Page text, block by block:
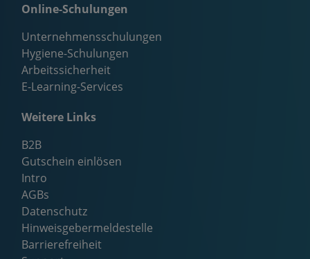
Online-Schulungen
Unternehmensschulungen
Hygiene-Schulungen
Arbeitssicherheit
E-Learning-Services
Weitere Links
B2B
Gutschein einlösen
Intro
AGBs
Datenschutz
Hinweisgebermeldestelle
Barrierefreiheit